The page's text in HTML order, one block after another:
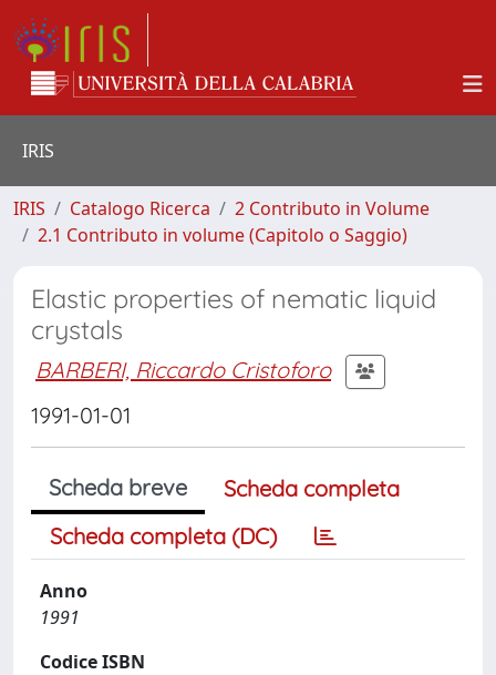
IRIS
IRIS Catalogo Ricerca
2 Contributo in Volume
2.1 Contributo in volume (Capitolo o Saggio)
Elastic properties of nematic liquid
crystals
BARBERI, Riccardo Cristoforo
1991-01-01
Scheda breve
Scheda completa
Scheda completa (DC)
Anno
1991
Codice ISBN